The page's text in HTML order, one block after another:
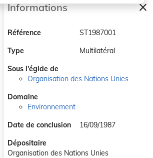
Informations close
Référence
ST1987001
Type
Multilatéral
Sous l'égide de
Organisation des Nations Unies
Domaine
Environnement
Date de conclusion
16/09/1987
Dépositaire
Organisation des Nations Unies